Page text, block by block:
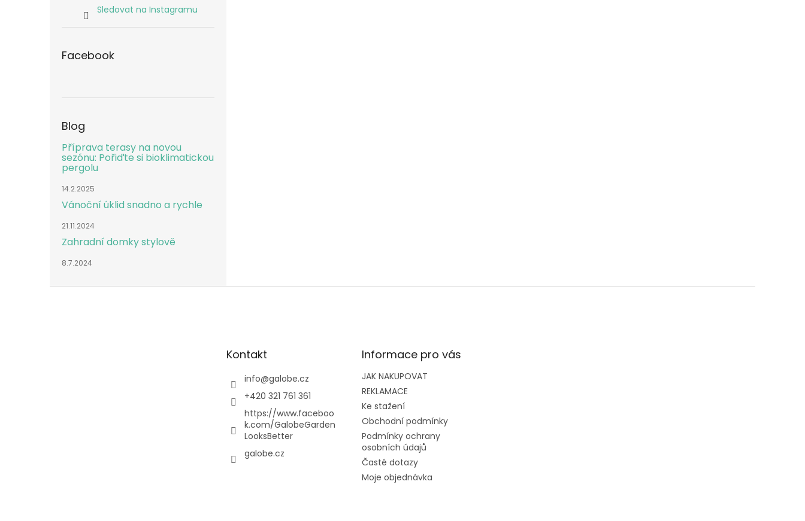
Sledovat na Instagramu
Facebook
Blog
Příprava terasy na novou
sezónu: Pořiďte si bioklimatickou
pergolu
14.2.2025
Vánoční úklid snadno a rychle
21.11.2024
Zahradní domky stylově
8.7.2024
Kontakt
info@galobe.cz
+420 321 761 361
https://www.faceboo
k.com/GalobeGarden
LooksBetter
galobe.cz
Informace pro vás
JAK NAKUPOVAT
REKLAMACE
Ke stažení
Obchodní podmínky
Podmínky ochrany
osobních údajů
Časté dotazy
Moje objednávka